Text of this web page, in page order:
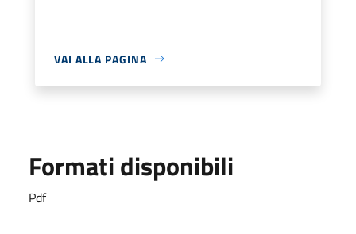
VAI ALLA PAGINA
Formati disponibili
Pdf